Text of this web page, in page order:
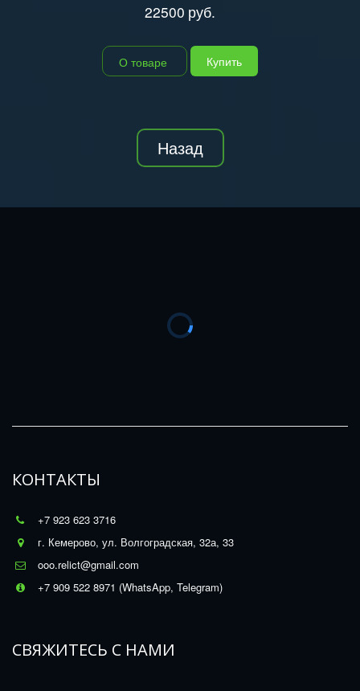
22500 руб.
О товаре Купить
Назад
КОНТАКТЫ
+7 923 623 3716
г. Кемерово, ул. Волгоградская, 32а, 33
ooo.relict@gmail.com
+7 909 522 8971 (WhatsApp, Telegram)
СВЯЖИТЕСЬ С НАМИ